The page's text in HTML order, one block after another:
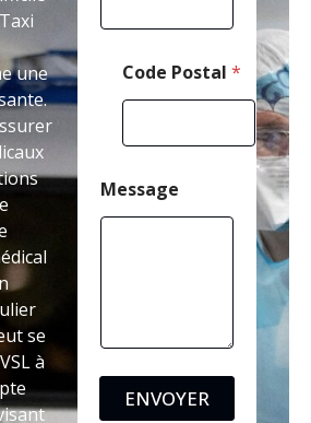
une
se
à
Code Postal *
Message
ENVOYER